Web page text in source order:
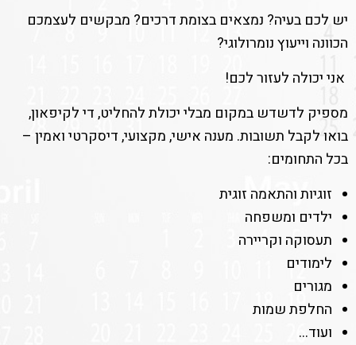
יש לכם בעיה? נמצאים בצומת דרכים? מבקשים לעצמכם
הכוונה וייעוץ נומרולוגי?
אני יכולה לעזור לכם!
מספיק לדשדש במקום מבלי יכולת להחליט, די לקיפאון,
בואו לקבל תשובות. מענה אישי, מקצועי, דיסקרטי ואמין –
בכל התחומים:
זוגיות והתאמה זוגית
ילדים ומשפחה
תעסוקה וקריירה
לימודים
מגורים
החלפת שמות
ועוד…